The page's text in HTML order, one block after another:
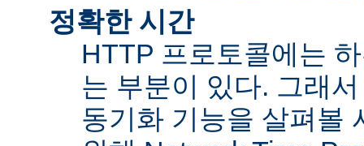
정확한 시간
HTTP 프로토콜에는
는 부분이 있다. 그래
동기화 기능을 살펴볼